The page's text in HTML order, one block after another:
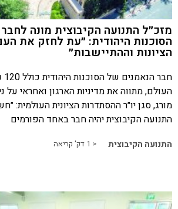
מזכ״ל התנועה הקיבוצית מונה
הסוכנות היהודית: ״עת לחזק את
הציונות וההתיישבות״
העולם, מתווה את מדיניות הארגון ואחראי על
מורג, סגן יו״ר ההסתדרות הציונית העולמית:
התנועה הקיבוצית יהיה חבר באחד הפורמים
התנועה הקיבוצית < 1 דק' קריאה